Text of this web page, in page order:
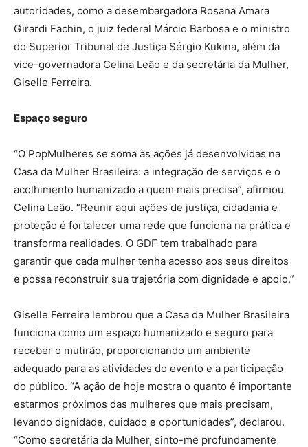
autoridades, como a desembargadora Rosana Amara
Girardi Fachin, o juiz federal Márcio Barbosa e o ministro
do Superior Tribunal de Justiça Sérgio Kukina, além da
vice-governadora Celina Leão e da secretária da Mulher,
Giselle Ferreira.
Espaço seguro
“O PopMulheres se soma às ações já desenvolvidas na
Casa da Mulher Brasileira: a integração de serviços e o
acolhimento humanizado a quem mais precisa”, afirmou
Celina Leão. “Reunir aqui ações de justiça, cidadania e
proteção é fortalecer uma rede que funciona na prática e
transforma realidades. O GDF tem trabalhado para
garantir que cada mulher tenha acesso aos seus direitos
e possa reconstruir sua trajetória com dignidade e apoio.”
Giselle Ferreira lembrou que a Casa da Mulher Brasileira
funciona como um espaço humanizado e seguro para
receber o mutirão, proporcionando um ambiente
adequado para as atividades do evento e a participação
do público. “A ação de hoje mostra o quanto é importante
estarmos próximos das mulheres que mais precisam,
levando dignidade, cuidado e oportunidades”, declarou.
“Como secretária da Mulher, sinto-me profundamente